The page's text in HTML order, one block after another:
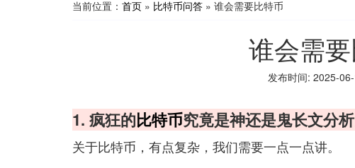
当前位置： 首页 » 比特币问答 » 谁会需要比特币
谁会需
发布时间: 2025-
1. 疯狂的比特币究竟是神还是鬼长文分
关于比特币，有点复杂，我们需要一点一点讲。